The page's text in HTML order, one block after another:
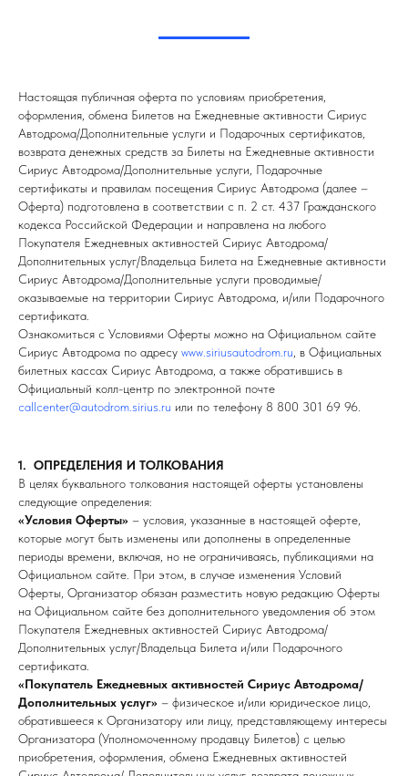
Настоящая публичная оферта по условиям приобретения,
оформления, обмена Билетов на Ежедневные активности Сириус
Автодрома/Дополнительные услуги и Подарочных сертификатов,
возврата денежных средств за Билеты на Ежедневные активности
Сириус Автодрома/Дополнительные услуги, Подарочные
сертификаты и правилам посещения Сириус Автодрома (далее –
Оферта) подготовлена в соответствии с п. 2 ст. 437 Гражданского
кодекса Российской Федерации и направлена на любого
Покупателя Ежедневных активностей Сириус Автодрома/
Дополнительных услуг/Владельца Билета на Ежедневные активности
Сириус Автодрома/Дополнительные услуги проводимые/
оказываемые на территории Сириус Автодрома, и/или Подарочного
сертификата.
Ознакомиться с Условиями Оферты можно на Официальном сайте
Сириус Автодрома по адресу www.siriusautodrom.ru , в Официальных
билетных кассах Сириус Автодрома, а также обратившись в
Официальный колл-центр по электронной почте
callcenter@autodrom.sirius.ru или по телефону 8 800 301 69 96.
1. ОПРЕДЕЛЕНИЯ И ТОЛКОВАНИЯ
В целях буквального толкования настоящей оферты установлены
следующие определения:
«Условия Оферты» – условия, указанные в настоящей оферте,
которые могут быть изменены или дополнены в определенные
периоды времени, включая, но не ограничиваясь, публикациями на
Официальном сайте. При этом, в случае изменения Условий
Оферты, Организатор обязан разместить новую редакцию Оферты
на Официальном сайте без дополнительного уведомления об этом
Покупателя Ежедневных активностей Сириус Автодрома/
Дополнительных услуг/Владельца Билета и/или Подарочного
сертификата.
«Покупатель Ежедневных активностей Сириус Автодрома/
Дополнительных услуг» – физическое и/или юридическое лицо,
обратившееся к Организатору или лицу, представляющему интересы
Организатора (Уполномоченному продавцу Билетов) с целью
приобретения, оформления, обмена Ежедневных активностей